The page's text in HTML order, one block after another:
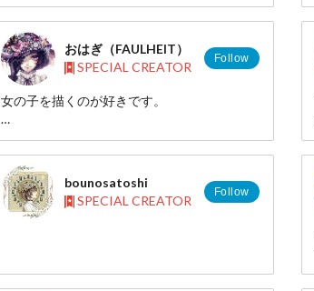
おはぎ（FAULHEIT）
SPECIAL CREATOR
Follow
女の子を描くのが好きです。
こちらに投稿しているイラストはすべて無断
転載禁止です。
素材ではありませんので、加工、トレース、
ブログのスキンへの使用、配布はおやめくだ
さい。
bounosatoshi
SPECIAL CREATOR
Follow